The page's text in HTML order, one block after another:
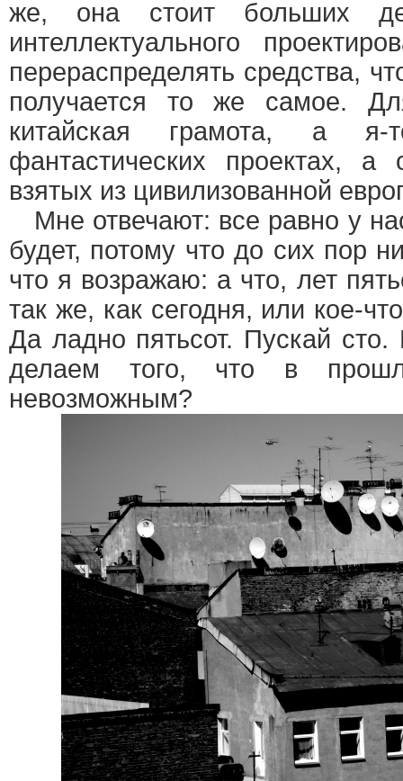
же, она стоит больших
интеллектуального
перераспределять средства,
получается то же самое.
китайская грамота, а
фантастических проектах,
взятых из цивилизованной
Мне отвечают: все равно у
будет, потому что до сих пор
что я возражаю: а что, лет
так же, как сегодня, или кое-
Да ладно пятьсот. Пускай
делаем того, что в
невозможным?